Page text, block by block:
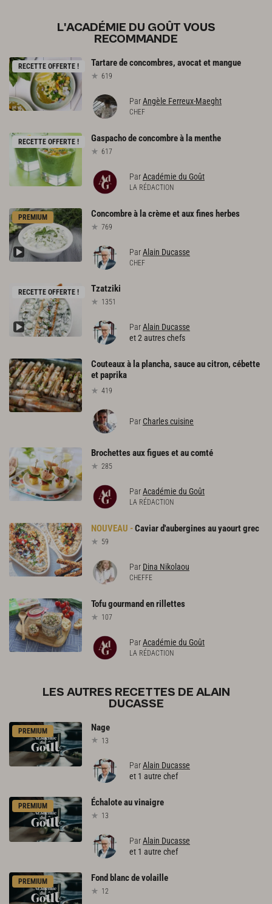
L'ACADÉMIE DU GOÛT VOUS
RECOMMANDE
RECETTE OFFERTE ! Tartaredeconcombres, avocatetmangue
619
ParAngèle Ferreux-Maeght
CHEF
RECETTE OFFERTE ! Gaspachodeconcombreà lamenthe
617
ParAcadémie du Goût
LA RÉDACTION
PREMIUM Concombreà lacrèmeetauxfines herbes
769
ParAlain Ducasse
CHEF
RECETTE OFFERTE ! Tzatziki
1351
ParAlain Ducasse
et 2 autres chefs
Couteaux à la plancha, sauce au citron, cébette
et paprika
419
Par Charles cuisine
Brochettesauxfiguesetaucomté
285
ParAcadémie du Goût
LA RÉDACTION
Caviard'auberginesauyaourtgrec
59
Par Dina Nikolaou
CHEFFE
Tofugourmand enrillettes
107
ParAcadémie du Goût
LA RÉDACTION
LES AUTRES RECETTES DE ALAIN
DUCASSE
PREMIUM Nage
13
ParAlain Ducasse
et 1 autre chef
PREMIUM Échaloteauvinaigre
13
ParAlain Ducasse
et 1 autre chef
PREMIUM Fond blancdevolaille
12